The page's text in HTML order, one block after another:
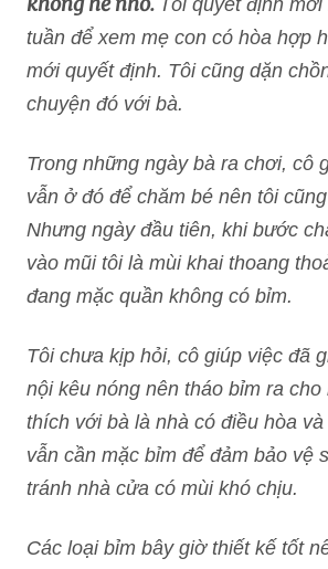
Tôi quyết định
tuần để xem mẹ con có hòa hợp
mới quyết định. Tôi cũng dặn
chuyện đó với bà.
Trong những ngày bà ra chơi, cô
vẫn ở đó để chăm bé nên tôi
Nhưng ngày đầu tiên, khi bước
vào mũi tôi là mùi khai thoang
đang mặc quần không có bỉm.
Tôi chưa kịp hỏi, cô giúp việc đã
nội kêu nóng nên tháo bỉm ra cho
thích với bà là nhà có điều hòa
vẫn cần mặc bỉm để đảm bảo vệ
tránh nhà cửa có mùi khó chịu.
Các loại bỉm bây giờ thiết kế tốt